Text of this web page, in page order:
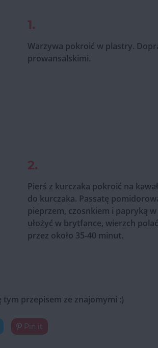
1.
Warzywa pokroić w plastry.
prowansalskimi.
2.
Pierś z kurczaka pokroić na
do kurczaka. Passatę
pieprzem, czosnkiem i papryką
ułożyć w brytfance, wierzch
przez około 35-40 minut.
tym przepisem ze znajomymi :)
Pin it